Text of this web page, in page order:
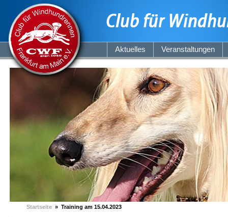
Aktuelles Veranstaltungen
Startseite » Training am 15.04.2023